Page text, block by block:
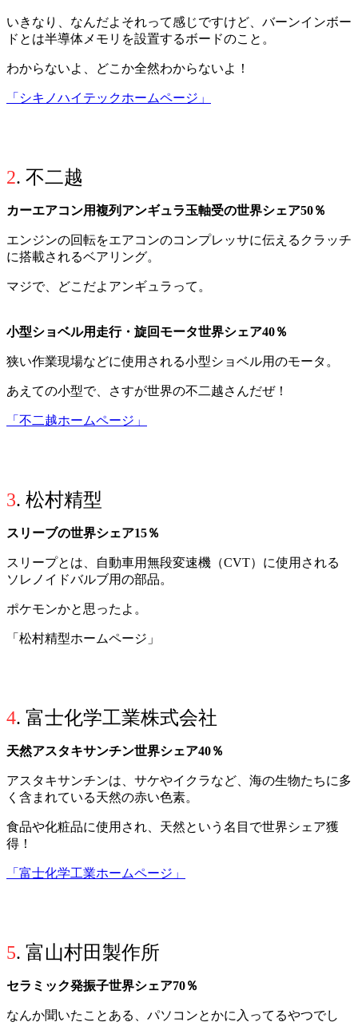
いきなり、なんだよそれって感じですけど、バーンインボー
ドとは半導体メモリを設置するボードのこと。
わからないよ、どこか全然わからないよ！
「シキノハイテックホームページ」
2. 不二越
カーエアコン用複列アンギュラ玉軸受の世界シェア50％
エンジンの回転をエアコンのコンプレッサに伝えるクラッチ
に搭載されるベアリング。
マジで、どこだよアンギュラって。
小型ショベル用走行・旋回モータ世界シェア40％
狭い作業現場などに使用される小型ショベル用のモータ。
あえての小型で、さすが世界の不二越さんだぜ！
「不二越ホームページ」
3. 松村精型
スリーブの世界シェア15％
スリープとは、自動車用無段変速機（CVT）に使用される
ソレノイドバルブ用の部品。
ポケモンかと思ったよ。
「松村精型ホームページ」
4. 富士化学工業株式会社
天然アスタキサンチン世界シェア40％
アスタキサンチンは、サケやイクラなど、海の生物たちに多
く含まれている天然の赤い色素。
食品や化粧品に使用され、天然という名目で世界シェア獲
得！
「富士化学工業ホームページ」
5. 富山村田製作所
セラミック発振子世界シェア70％
なんか聞いたことある、パソコンとかに入ってるやつでし